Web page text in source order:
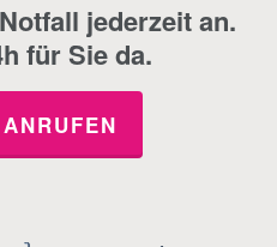
jederzeit an.
für Sie da.